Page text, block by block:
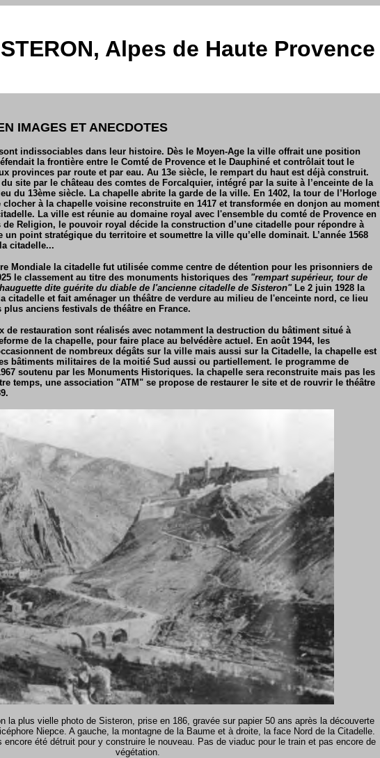
Alpes de Haute Provence
IMAGES ET ANECDOTES
indissociables dans leur histoire. Dès le Moyen-Age la ville offrait une position
la frontière entre le Comté de Provence et le Dauphiné et contrôlait tout le
provinces par route et par eau. Au 13e siècle, le rempart du haut est déjà construit.
site par le château des comtes de Forcalquier, intégré par la suite à l’enceinte de la
du 13ème siècle. La chapelle abrite la garde de la ville. En 1402, la tour de l’Horloge
à la chapelle voisine reconstruite en 1417 et transformée en donjon au moment
La ville est réunie au domaine royal avec l'ensemble du comté de Provence en
de Religion, le pouvoir royal décide la construction d’une citadelle pour répondre à
un point stratégique du territoire et soumettre la ville qu’elle dominait. L’année 1568
citadelle...
Mondiale la citadelle fut utilisée comme centre de détention pour les prisonniers de
le classement au titre des monuments historiques des "rempart supérieur, tour de
dite guérite du diable de l'ancienne citadelle de Sisteron" Le 2 juin 1928 la
citadelle et fait aménager un théâtre de verdure au milieu de l'enceinte nord, ce lieu
anciens festivals de théâtre en France.
de restauration sont réalisés avec notamment la destruction du bâtiment situé à
de la chapelle, pour faire place au belvédère actuel. En août 1944, les
de nombreux dégâts sur la ville mais aussi sur la Citadelle, la chapelle est
bâtiments militaires de la moitié Sud aussi ou partiellement. le programme de
soutenu par les Monuments Historiques. la chapelle sera reconstruite mais pas les
temps, une association "ATM" se propose de restaurer le site et de rouvrir le théâtre
la plus vielle photo de Sisteron, prise en 186, gravée sur papier 50 ans après la découverte
Niepce. A gauche, la montagne de la Baume et à droite, la face Nord de la Citadelle.
encore été détruit pour y construire le nouveau. Pas de viaduc pour le train et pas encore de
végétation.